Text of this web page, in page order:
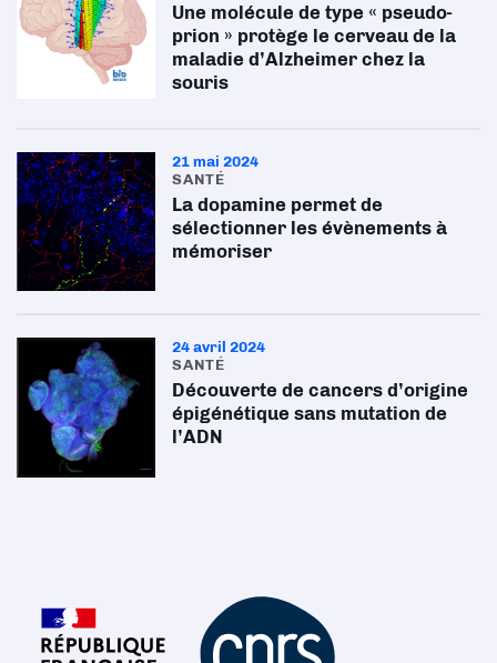
Une molécule de type « pseudo-
prion » protège le cerveau de la
maladie d’Alzheimer chez la
souris
21 mai 2024
SANTÉ
La dopamine permet de
sélectionner les évènements à
mémoriser
24 avril 2024
SANTÉ
Découverte de cancers d’origine
épigénétique sans mutation de
l’ADN